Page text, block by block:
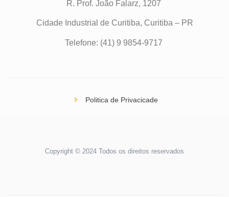
R. Prof. João Falarz, 1207
Cidade Industrial de Curitiba, Curitiba – PR
Telefone: (41) 9 9854-9717
Politica de Privacicade
Copyright © 2024 Todos os direitos reservados